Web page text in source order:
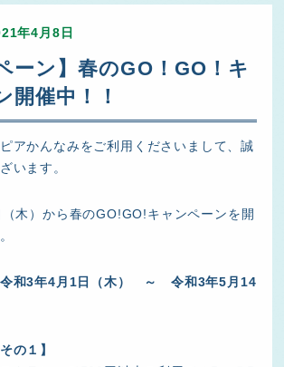
年4月8日
ーン】春のGO！GO！キ
開催中！！
アかんなみをご利用くださいまして、誠
います。
木）から春のGO!GO!キャンペーンを開
令和3年4月1日（木） ～ 令和3年5月14
の１】